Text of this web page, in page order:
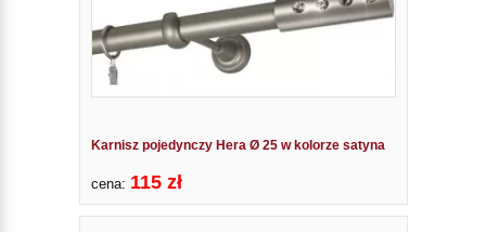
Karnisz pojedynczy Hera Ø 25 w kolorze satyna
cena: 115 zł